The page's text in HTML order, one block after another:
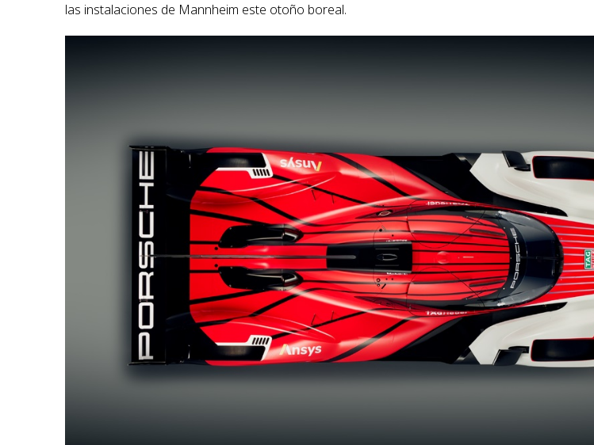
las instalaciones de Mannheim este otoño boreal.